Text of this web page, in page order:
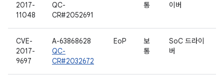
2017-
11048
QC-
CR#2052691
통
이버
CVE-
2017-
9697
A-63868628
QC-
CR#2032672
EoP
보
통
SoC 드라이
버